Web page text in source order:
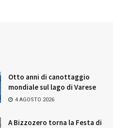
Otto anni di canottaggio
mondiale sul lago di Varese
4 AGOSTO 2026
A Bizzozero torna la Festa di